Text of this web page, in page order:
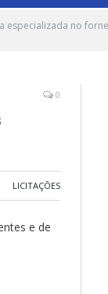
especializada no
0
LICITAÇÕES
e de